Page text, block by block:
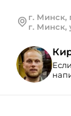
г. Минск,
г. Минск,